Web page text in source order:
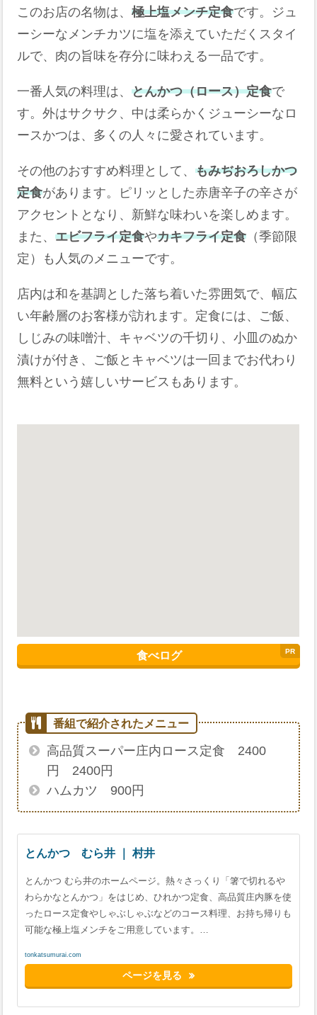
このお店の名物は、極上塩メンチ定食です。​ジュ
ーシーなメンチカツに塩を添えていただくスタイ
ルで、肉の旨味を存分に味わえる一品です。​
一番人気の料理は、とんかつ（ロース）定食で
す。​外はサクサク、中は柔らかくジューシーなロ
ースかつは、多くの人々に愛されています。​
その他のおすすめ料理として、もみぢおろしかつ
定食があります。​ピリッとした赤唐辛子の辛さが
アクセントとなり、新鮮な味わいを楽しめます。​
また、エビフライ定食やカキフライ定食 （季節限
定）も人気のメニューです。​
店内は和を基調とした落ち着いた雰囲気で、幅広
い年齢層のお客様が訪れます。​定食には、ご飯、
しじみの味噌汁、キャベツの千切り、小皿のぬか
漬けが付き、ご飯とキャベツは一回までお代わり
無料という嬉しいサービスもあります。​
食べログ
高品質スーパー庄内ロース定食 2400
円 2400円
ハムカツ 900円
とんかつ むら井 ｜ 村井
とんかつ むら井のホームページ。熱々さっくり「箸で切れるや
わらかなとんかつ」をはじめ、ひれかつ定食、高品質庄内豚を使
ったロース定食やしゃぶしゃぶなどのコース料理、お持ち帰りも
可能な極上塩メンチをご用意しています。…
tonkatsumurai.com
ページを見る